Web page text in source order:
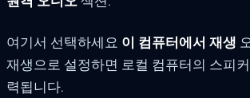
여기서 선택하세요 이 컴퓨터에서 재생
재생으로 설정하면 로컬 컴퓨터의 스피
력됩니다.